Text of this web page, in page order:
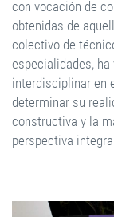
con vocación de
obtenidas de
colectivo de
especialidades, ha
interdisciplinar en
determinar su
constructiva y la
perspectiva